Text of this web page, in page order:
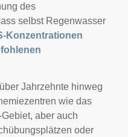
des
selbst Regenwasser
Konzentrationen
Jahrzehnte hinweg
wie das
aber auch
oder